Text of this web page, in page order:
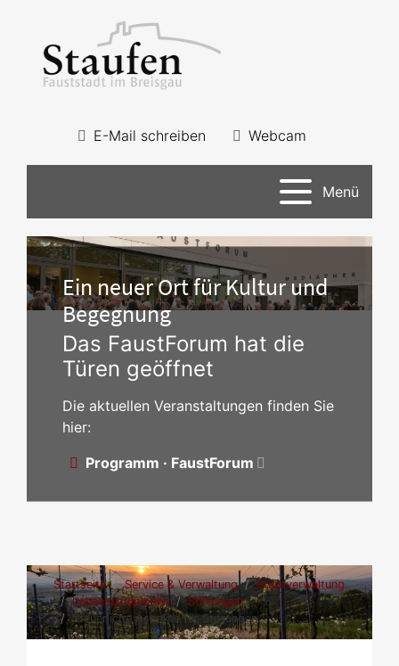
E-Mail schreiben Webcam
Menü
Ein neuer Ort für Kultur und
Begegnung
Das FaustForum hat die
Türen geöffnet
Die aktuellen Veranstaltungen finden Sie
hier:
Programm · FaustForum
Startseite Service & Verwaltung
Stadtverwaltung
Lebenssituationen
Stiftungen
Steuerliche Aspekte für Stiftungen